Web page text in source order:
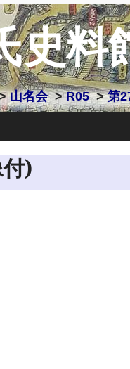
史料
山名会>R05>第
)